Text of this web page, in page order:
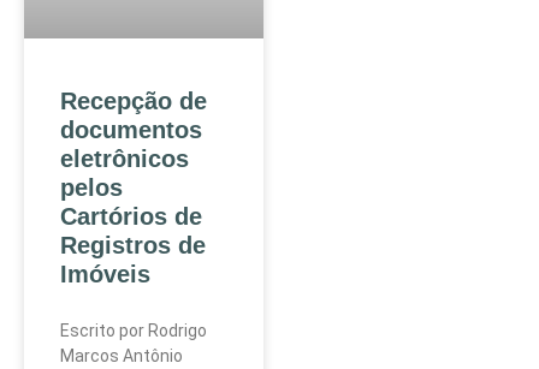
Recepção de
documentos
eletrônicos
pelos
Cartórios de
Registros de
Imóveis
Escrito por Rodrigo
Marcos Antônio